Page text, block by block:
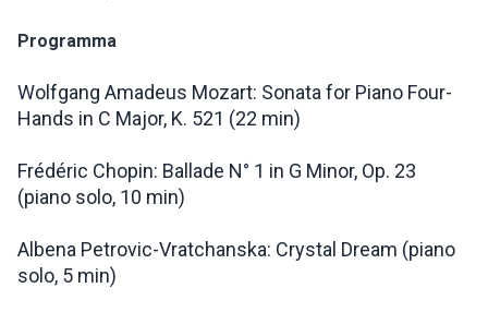
Programma
Wolfgang Amadeus Mozart: Sonata for Piano Four-
Hands in C Major, K. 521 (22 min)
Frédéric Chopin: Ballade N° 1 in G Minor, Op. 23
(piano solo, 10 min)
Albena Petrovic-Vratchanska: Crystal Dream (piano
solo, 5 min)